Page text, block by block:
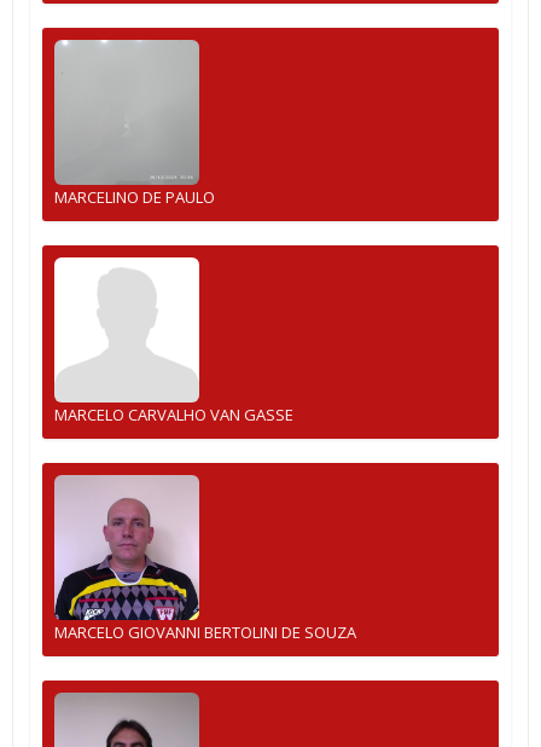
MARCELINO DE PAULO
MARCELO CARVALHO VAN GASSE
MARCELO GIOVANNI BERTOLINI DE SOUZA